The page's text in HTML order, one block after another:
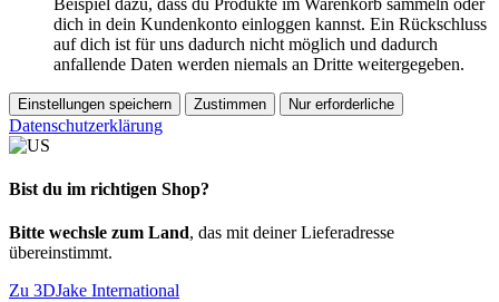
dich in dein Kundenkonto einloggen kannst. Ein Rückschluss
auf dich ist für uns dadurch nicht möglich und dadurch
anfallende Daten werden niemals an Dritte weitergegeben.
Einstellungen speichern Zustimmen Nur erforderliche
Datenschutzerklärung
Bist du im richtigen Shop?
Bitte wechsle zum Land, das mit deiner Lieferadresse
übereinstimmt.
Zu 3DJake International